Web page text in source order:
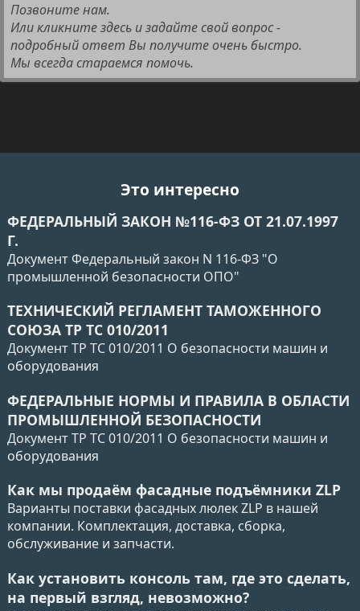
Позвоните нам.
Или кликните здесь и задайте свой вопрос -
подробный ответ Вы получите очень быстро.
Мы всегда стараемся помочь.
Это интересно
ФЕДЕРАЛЬНЫЙ ЗАКОН №116-ФЗ ОТ 21.07.1997
Г.
Документ Федеральный закон N 116-ФЗ "О
промышленной безопасности ОПО"
ТЕХНИЧЕСКИЙ РЕГЛАМЕНТ ТАМОЖЕННОГО
СОЮЗА ТР ТС 010/2011
Документ ТР ТС 010/2011 О безопасности машин и
оборудования
ФЕДЕРАЛЬНЫЕ НОРМЫ И ПРАВИЛА В ОБЛАСТИ
ПРОМЫШЛЕННОЙ БЕЗОПАСНОСТИ
Документ ТР ТС 010/2011 О безопасности машин и
оборудования
Как мы продаём фасадные подъёмники ZLP
Варианты поставки фасадных люлек ZLP в нашей
компании. Комплектация, доставка, сборка,
обслуживание и запчасти.
Как установить консоль там, где это сделать,
на первый взгляд, невозможно?